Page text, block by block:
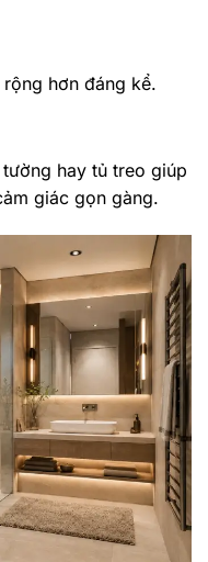
hơn đáng kể.
hay tủ treo giúp
giác gọn gàng.